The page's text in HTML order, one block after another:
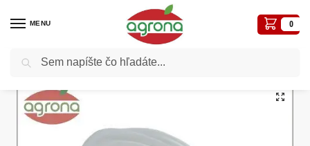
MENU 0
Domov Vinárske potreby a zaváranie / Hadička na víno 2m 8/11 PVC priesvitná